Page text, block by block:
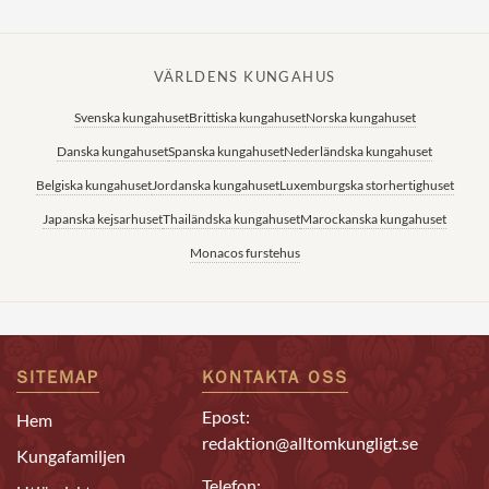
VÄRLDENS KUNGAHUS
Svenska kungahusetBrittiska kungahusetNorska kungahuset
Danska kungahusetSpanska kungahusetNederländska kungahuset
Belgiska kungahusetJordanska kungahusetLuxemburgska storhertighuset
Japanska kejsarhusetThailändska kungahusetMarockanska kungahuset
Monacos furstehus
SITEMAP
Hem
Kungafamiljen
KONTAKTA OSS
Epost:
redaktion@alltomkungligt.se